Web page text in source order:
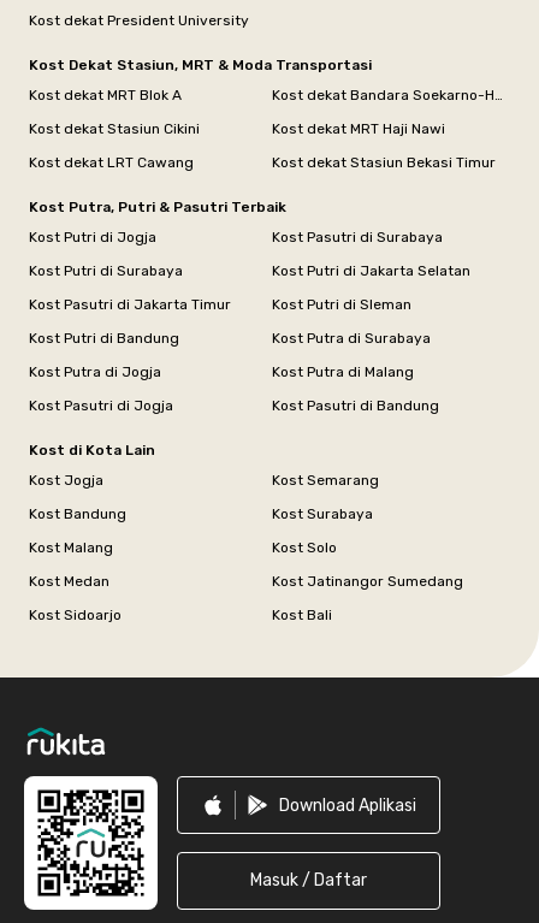
Kost dekat President University
Kost Dekat Stasiun, MRT & Moda Transportasi
Kost dekat MRT Blok A
Kost dekat Stasiun Cikini
Kost dekat MRT Haji Nawi
Kost dekat LRT Cawang
Kost dekat Stasiun Bekasi Timur
Kost Putra, Putri & Pasutri Terbaik
Kost Putri di Jogja
Kost Pasutri di Surabaya
Kost Putri di Surabaya
Kost Putri di Jakarta Selatan
Kost Pasutri di Jakarta Timur
Kost Putri di Sleman
Kost Putri di Bandung
Kost Putra di Surabaya
Kost Putra di Jogja
Kost Putra di Malang
Kost Pasutri di Jogja
Kost Pasutri di Bandung
Kost di Kota Lain
Kost Jogja
Kost Semarang
Kost Bandung
Kost Surabaya
Kost Malang
Kost Solo
Kost Medan
Kost Jatinangor Sumedang
Kost Sidoarjo
Kost Bali
Download Aplikasi
Masuk / Daftar